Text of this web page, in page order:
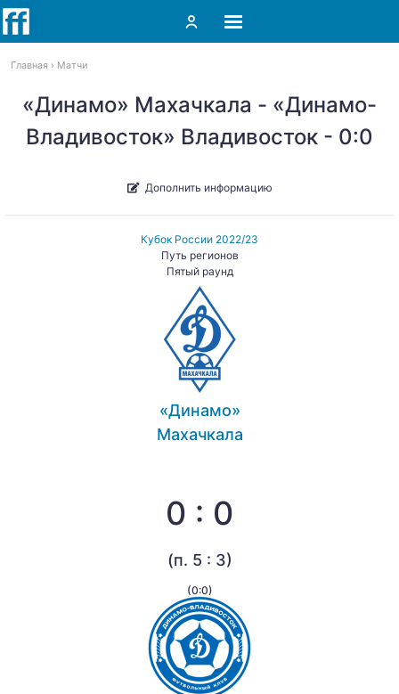
Главная Матчи
«Динамо» Махачкала - «Динамо-
Владивосток» Владивосток - 0:0
Дополнить информацию
Кубок России 2022/23
Путь регионов
Пятый раунд
«Динамо»
Махачкала
0 : 0
(п. 5 : 3)
(0:0)